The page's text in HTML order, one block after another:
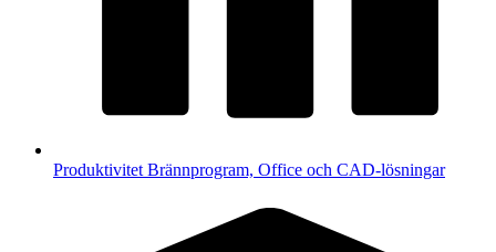
Produktivitet Brännprogram, Office och CAD-lösningar